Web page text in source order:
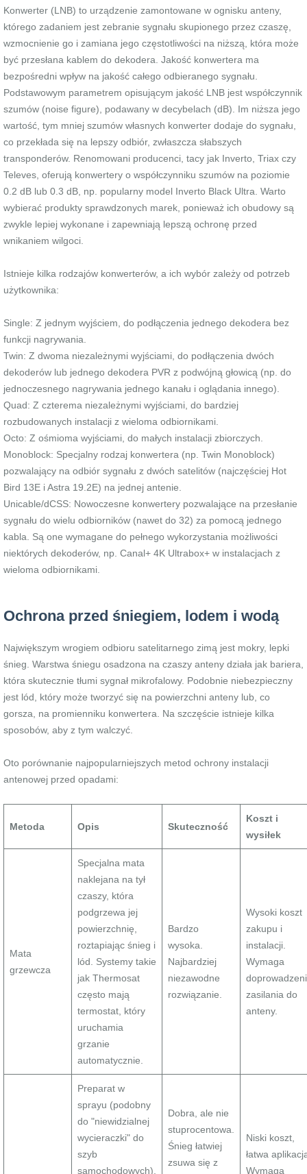
Konwerter (LNB) to urządzenie zamontowane w ognisku anteny,
którego zadaniem jest zebranie sygnału skupionego przez czaszę,
wzmocnienie go i zamiana jego częstotliwości na niższą, która może
być przesłana kablem do dekodera. Jakość konwertera ma
bezpośredni wpływ na jakość całego odbieranego sygnału.
Podstawowym parametrem opisującym jakość LNB jest współczynnik
szumów (noise figure), podawany w decybelach (dB). Im niższa jego
wartość, tym mniej szumów własnych konwerter dodaje do sygnału,
co przekłada się na lepszy odbiór, zwłaszcza słabszych
transponderów. Renomowani producenci, tacy jak Inverto, Triax czy
Televes, oferują konwertery o współczynniku szumów na poziomie
0.2 dB lub 0.3 dB, np. popularny model Inverto Black Ultra. Warto
wybierać produkty sprawdzonych marek, ponieważ ich obudowy są
zwykle lepiej wykonane i zapewniają lepszą ochronę przed
wnikaniem wilgoci.
Istnieje kilka rodzajów konwerterów, a ich wybór zależy od potrzeb
użytkownika:
Single: Z jednym wyjściem, do podłączenia jednego dekodera bez
funkcji nagrywania.
Twin: Z dwoma niezależnymi wyjściami, do podłączenia dwóch
dekoderów lub jednego dekodera PVR z podwójną głowicą (np. do
jednoczesnego nagrywania jednego kanału i oglądania innego).
Quad: Z czterema niezależnymi wyjściami, do bardziej
rozbudowanych instalacji z wieloma odbiornikami.
Octo: Z ośmioma wyjściami, do małych instalacji zbiorczych.
Monoblock: Specjalny rodzaj konwertera (np. Twin Monoblock)
pozwalający na odbiór sygnału z dwóch satelitów (najczęściej Hot
Bird 13E i Astra 19.2E) na jednej antenie.
Unicable/dCSS: Nowoczesne konwertery pozwalające na przesłanie
sygnału do wielu odbiorników (nawet do 32) za pomocą jednego
kabla. Są one wymagane do pełnego wykorzystania możliwości
niektórych dekoderów, np. Canal+ 4K Ultrabox+ w instalacjach z
wieloma odbiornikami.
Ochrona przed śniegiem, lodem i wodą
Największym wrogiem odbioru satelitarnego zimą jest mokry, lepki
śnieg. Warstwa śniegu osadzona na czaszy anteny działa jak bariera,
która skutecznie tłumi sygnał mikrofalowy. Podobnie niebezpieczny
jest lód, który może tworzyć się na powierzchni anteny lub, co
gorsza, na promienniku konwertera. Na szczęście istnieje kilka
sposobów, aby z tym walczyć.
Oto porównanie najpopularniejszych metod ochrony instalacji
antenowej przed opadami:
Metoda Opis Skuteczność
Koszt i
wysiłek
Mata
grzewcza
Specjalna mata
naklejana na tył
czaszy, która
podgrzewa jej
powierzchnię,
roztapiając śnieg i
lód. Systemy takie
jak Thermosat
często mają
termostat, który
uruchamia
grzanie
automatycznie.
Bardzo
wysoka.
Najbardziej
niezawodne
rozwiązanie.
Wysoki koszt
zakupu i
instalacji.
Wymaga
zasilania do
anteny.
Preparat w
sprayu (podobny
do "niewidzialnej
wycieraczki" do
szyb
samochodowych),
Dobra, ale nie
stuprocentowa.
Śnieg łatwiej
zsuwa się z
Niski koszt,
łatwa
Wymaga